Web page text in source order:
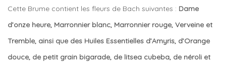
Cette Brume contient les fleurs de Bach suivantes : Dame
d’onze heure, Marronnier blanc, Marronnier rouge, Verveine et
Tremble, ainsi que des Huiles Essentielles d’Amyris, d’Orange
douce, de petit grain bigarade, de litsea cubeba, de néroli et